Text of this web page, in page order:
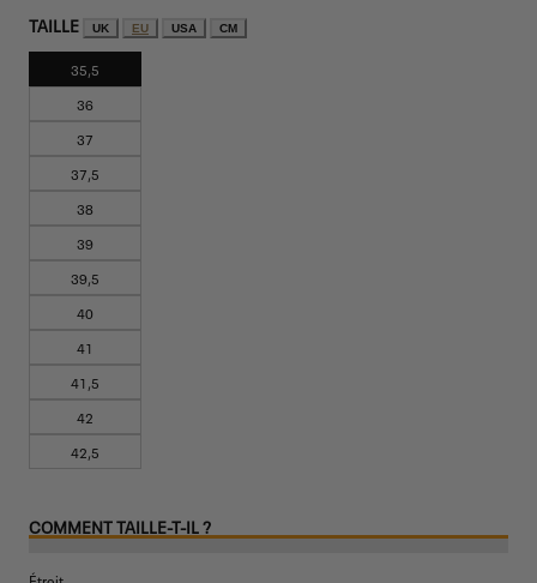
TAILLE UK EU USA CM
35,5
36
37
37,5
38
39
39,5
40
41
41,5
42
42,5
COMMENT TAILLE-T-IL ?